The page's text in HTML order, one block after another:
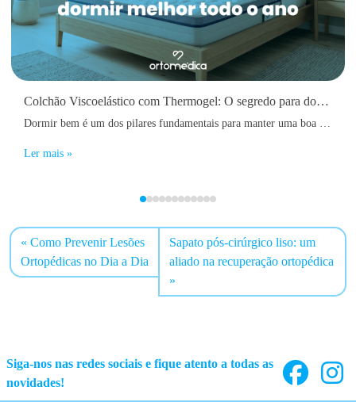
Colchão Viscoelástico com Thermogel: O segredo para dormir melhor todo o ano
Dormir bem é um dos pilares fundamentais para manter uma boa saúde física e mental. No entanto, muitas pessoas acordam diariamente com dores nas costas, sensação de cansaço, rigidez muscular ou até dificuldades em adormecer devido ao calor acumulado durante a noite.
Ler mais »
Como Prevenir Lesões
Ortopédicas no Dia a Dia
Sapato pós-cirúrgico liso: um
aliado na recuperação ortopédica
Siga-nos nas redes sociais e fique atento a todas as
novidades!